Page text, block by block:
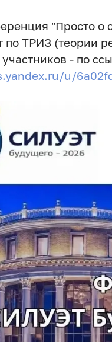
"Просто о
по ТРИЗ (теории
- по
u/